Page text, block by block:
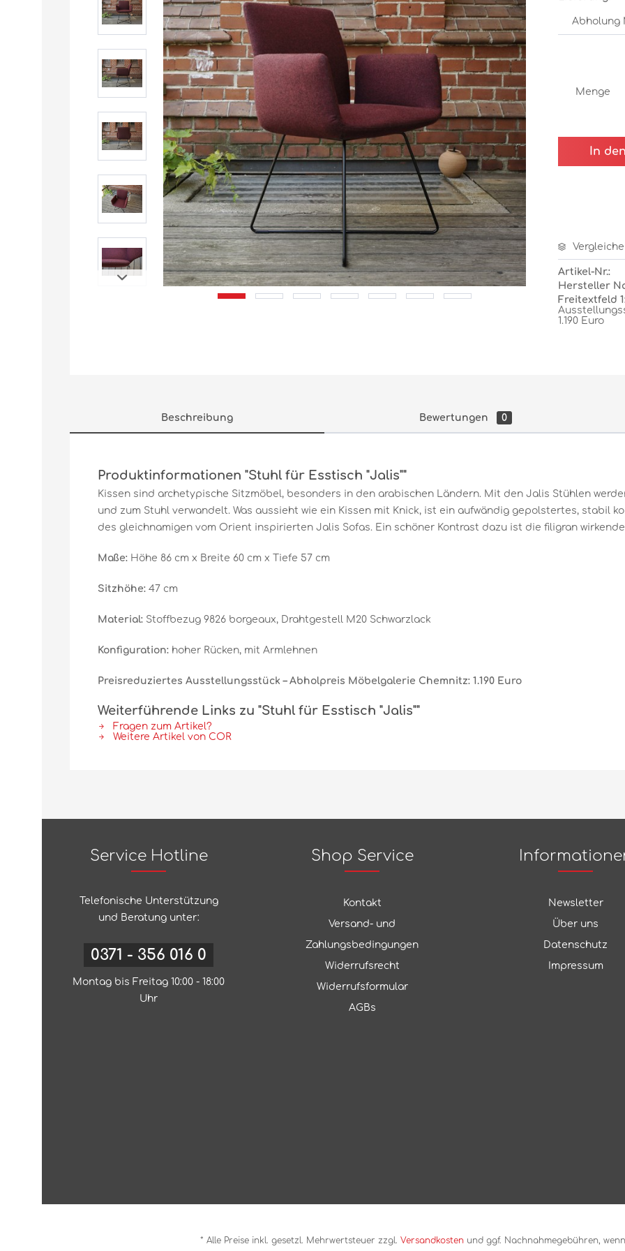
Menge
In
Artikel-Nr.:
Hersteller
Freitextfeld
1.190 Euro
Beschreibung Bewertungen 0
Produktinformationen "Stuhl für Esstisch "Jalis""
Kissen sind archetypische Sitzmöbel, besonders in den arabischen Ländern. Mit den Jalis Stühlen
und zum Stuhl verwandelt. Was aussieht wie ein Kissen mit Knick, ist ein aufwändig gepolstertes, stabil
des gleichnamigen vom Orient inspirierten Jalis Sofas. Ein schöner Kontrast dazu ist die filigran
Maße: Höhe 86 cm x Breite 60 cm x Tiefe 57 cm
Sitzhöhe: 47 cm
Material: Stoffbezug 9826 borgeaux, Drahtgestell M20 Schwarzlack
Konfiguration: hoher Rücken, mit Armlehnen
Preisreduziertes Ausstellungsstück – Abholpreis Möbelgalerie Chemnitz: 1.190 Euro
Weiterführende Links zu "Stuhl für Esstisch "Jalis""
Fragen zum Artikel?
Weitere Artikel von COR
Service Hotline
Telefonische Unterstützung
und Beratung unter:
0371 - 356 016 0
Montag bis Freitag 10:00 - 18:00
Uhr
Shop Service
Kontakt
Versand- und
Zahlungsbedingungen
Widerrufsrecht
Widerrufsformular
AGBs
Newsletter
Über uns
Datenschutz
Impressum
* Alle Preise inkl. gesetzl. Mehrwertsteuer zzgl. Versandkostenund ggf. Nachnahmegebühren,